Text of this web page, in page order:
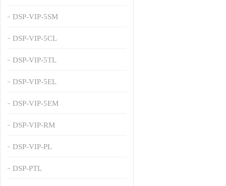
DSP-VIP-5SM
DSP-VIP-5CL
DSP-VIP-5TL
DSP-VIP-5EL
DSP-VIP-5EM
DSP-VIP-RM
DSP-VIP-PL
DSP-PTL